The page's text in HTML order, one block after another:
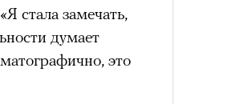
стала замечать,
думает
это
мы уже
(даже
проблема со